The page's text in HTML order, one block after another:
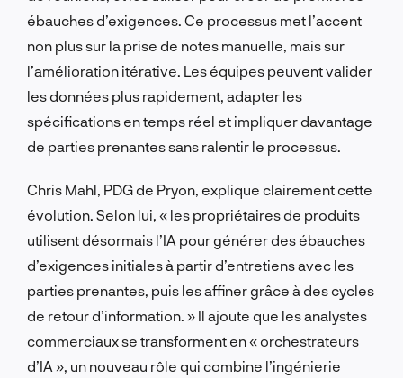
ébauches d’exigences. Ce processus met l’accent
non plus sur la prise de notes manuelle, mais sur
l’amélioration itérative. Les équipes peuvent valider
les données plus rapidement, adapter les
spécifications en temps réel et impliquer davantage
de parties prenantes sans ralentir le processus.
Chris Mahl, PDG de Pryon, explique clairement cette
évolution. Selon lui, « les propriétaires de produits
utilisent désormais l’IA pour générer des ébauches
d’exigences initiales à partir d’entretiens avec les
parties prenantes, puis les affiner grâce à des cycles
de retour d’information. » Il ajoute que les analystes
commerciaux se transforment en « orchestrateurs
d’IA », un nouveau rôle qui combine l’ingénierie